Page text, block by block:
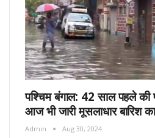
पश्चिम बंगाल: 42 साल पहले की
आज भी जारी मूसलाधार बारिश
Admin Aug 30, 2024